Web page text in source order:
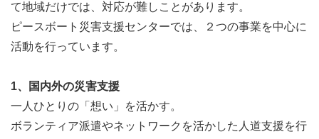
て地域だけでは、対応が難しことがあります。
ピースボート災害支援センターでは、２つの事業を中心に
活動を行っています。
1、国内外の災害支援
一人ひとりの「想い」を活かす。
ボランティア派遣やネットワークを活かした人道支援を行